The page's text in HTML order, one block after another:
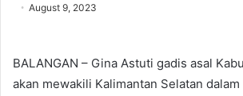
August 9, 2023
BALANGAN – Gina Astuti gadis asal
akan mewakili Kalimantan Selatan